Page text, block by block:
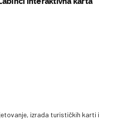
izrada turističkih karti i